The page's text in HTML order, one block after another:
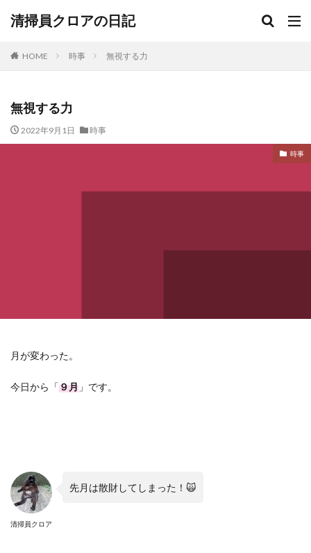
清掃員クロアの日記
HOME 時事 無視する力
無視する力
2022年9月1日 時事
時事
月が変わった。
今日から「９月 」です。
清掃員クロア
先月は散財してしまった！🙀